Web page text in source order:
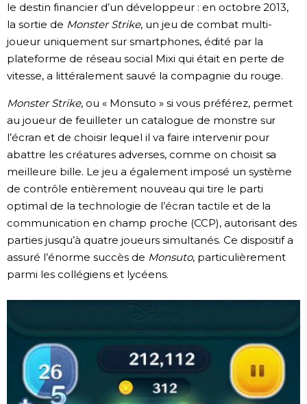
le destin financier d’un développeur : en octobre 2013,
la sortie de Monster Strike, un jeu de combat multi-
joueur uniquement sur smartphones, édité par la
plateforme de réseau social Mixi qui était en perte de
vitesse, a littéralement sauvé la compagnie du rouge.
Monster Strike, ou « Monsuto » si vous préférez, permet
au joueur de feuilleter un catalogue de monstre sur
l’écran et de choisir lequel il va faire intervenir pour
abattre les créatures adverses, comme on choisit sa
meilleure bille. Le jeu a également imposé un système
de contrôle entièrement nouveau qui tire le parti
optimal de la technologie de l’écran tactile et de la
communication en champ proche (CCP), autorisant des
parties jusqu’à quatre joueurs simultanés. Ce dispositif a
assuré l’énorme succès de Monsuto, particulièrement
parmi les collégiens et lycéens.